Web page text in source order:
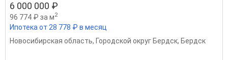
6 000 000 ₽
96 774 ₽ за м2
Ипотека от 28 778 ₽ в месяц
Новосибирская область, Городской округ Бердск, Бердск